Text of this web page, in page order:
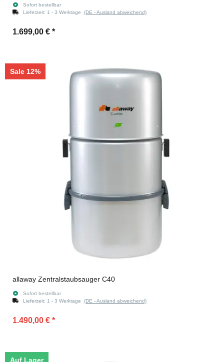
Sofort bestellbar
Lieferzeit: 1 - 3 Werktage (DE - Ausland abweichend)
1.699,00 € *
Sale 12%
allaway Zentralstaubsauger C40
Sofort bestellbar
Lieferzeit: 1 - 3 Werktage (DE - Ausland abweichend)
1.490,00 € *
Auf Lager